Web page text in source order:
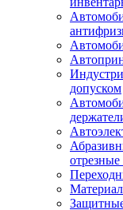
допуском
отрезные